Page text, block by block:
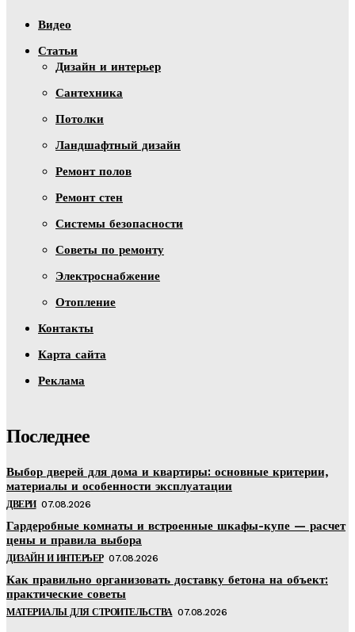
Видео
Статьи
Дизайн и интерьер
Сантехника
Потолки
Ландшафтный дизайн
Ремонт полов
Ремонт стен
Системы безопасности
Советы по ремонту
Электроснабжение
Отопление
Контакты
Карта сайта
Реклама
Последнее
Выбор дверей для дома и квартиры: основные критерии,
материалы и особенности эксплуатации
ДВЕРИ 07.08.2026
Гардеробные комнаты и встроенные шкафы-купе — расчет
цены и правила выбора
ДИЗАЙН И ИНТЕРЬЕР 07.08.2026
Как правильно организовать доставку бетона на объект:
практические советы
МАТЕРИАЛЫ ДЛЯ СТРОИТЕЛЬСТВА 07.08.2026